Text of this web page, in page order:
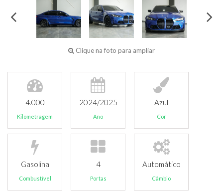
Clique na foto para ampliar
4.000
Kilometragem
2024/2025
Ano
Azul
Cor
Gasolina
Combustível
4
Portas
Automático
Câmbio